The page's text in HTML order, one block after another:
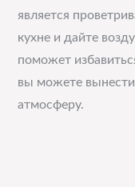
является
кухне и дайте
поможет
вы можете
атмосферу.